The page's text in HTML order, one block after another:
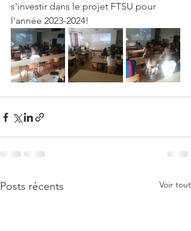
s'investir dans le projet FTSU pour
l'année 2023-2024!
Posts récents Voir tout